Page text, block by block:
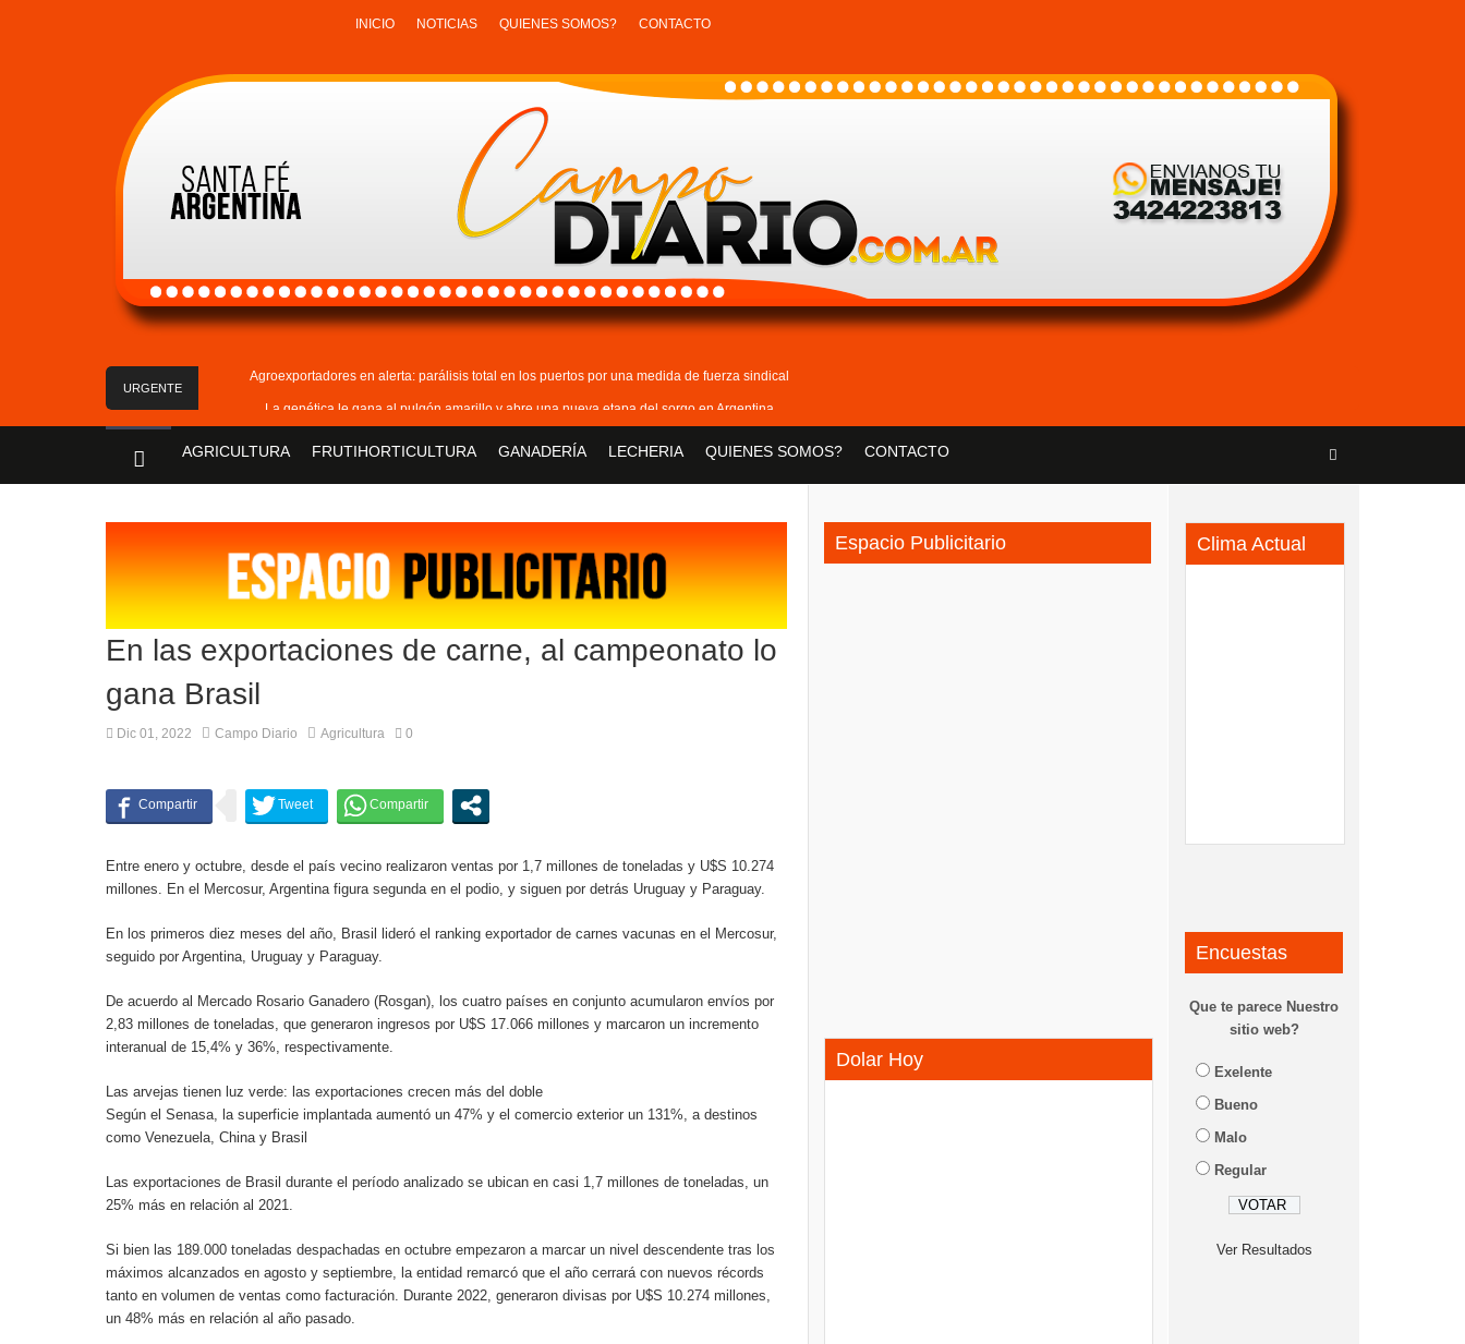
INICIO NOTICIAS QUIENES SOMOS? CONTACTO
URGENTE
Agroexportadores en alerta: parálisis total en los puertos por una medida de fuerza sindical
La genética le gana al pulgón amarillo y abre una nueva etapa del sorgo en Argentina
La actividad del agro sigue en alza: creció 3% en junio
AGRICULTURA FRUTIHORTICULTURA GANADERÍA LECHERIA QUIENES SOMOS? CONTACTO
En las exportaciones de carne, al campeonato lo
gana Brasil
Dic 01, 2022 Campo Diario Agricultura 0
Entre enero y octubre, desde el país vecino realizaron ventas por 1,7 millones de toneladas y U$S 10.274
millones. En el Mercosur, Argentina figura segunda en el podio, y siguen por detrás Uruguay y Paraguay.
En los primeros diez meses del año, Brasil lideró el ranking exportador de carnes vacunas en el Mercosur,
seguido por Argentina, Uruguay y Paraguay.
De acuerdo al Mercado Rosario Ganadero (Rosgan), los cuatro países en conjunto acumularon envíos por
2,83 millones de toneladas, que generaron ingresos por U$S 17.066 millones y marcaron un incremento
interanual de 15,4% y 36%, respectivamente.
Las arvejas tienen luz verde: las exportaciones crecen más del doble
Según el Senasa, la superficie implantada aumentó un 47% y el comercio exterior un 131%, a destinos
como Venezuela, China y Brasil
Las exportaciones de Brasil durante el período analizado se ubican en casi 1,7 millones de toneladas, un
25% más en relación al 2021.
Si bien las 189.000 toneladas despachadas en octubre empezaron a marcar un nivel descendente tras los
máximos alcanzados en agosto y septiembre, la entidad remarcó que el año cerrará con nuevos récords
tanto en volumen de ventas como facturación. Durante 2022, generaron divisas por U$S 10.274 millones,
un 48% más en relación al año pasado.
Espacio Publicitario
Dolar Hoy
Clima Actual
Encuestas
Que te parece Nuestro
sitio web?
Exelente
Bueno
Malo
Regular
Ver Resultados